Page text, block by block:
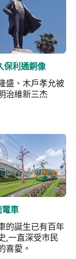
保利通銅像
盛、木戶孝允被
治維新三杰
電車
的誕生已有百年
,一直深受市民
喜愛。